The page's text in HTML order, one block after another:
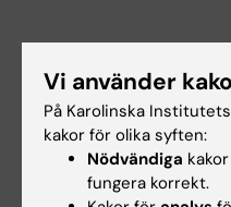
Jag är intresserad
påverkar olika
samarbetsprojekt
samband med
Vi använder
På Karolinska
kakor för olika syften:
Nödvändiga
fungera korrekt.